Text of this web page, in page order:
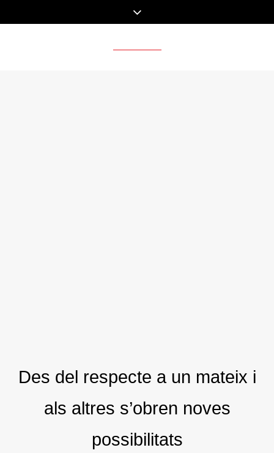
Des del respecte a un mateix i
als altres s’obren noves
possibilitats